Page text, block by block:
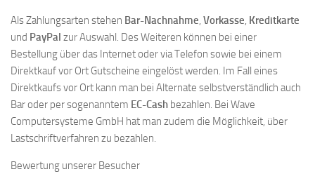
Als Zahlungsarten stehen Bar-Nachnahme, Vorkasse, Kreditkarte
und PayPal zur Auswahl. Des Weiteren können bei einer
Bestellung über das Internet oder via Telefon sowie bei einem
Direktkauf vor Ort Gutscheine eingelöst werden. Im Fall eines
Direktkaufs vor Ort kann man bei Alternate selbstverständlich auch
Bar oder per sogenanntem EC-Cash bezahlen. Bei Wave
Computersysteme GmbH hat man zudem die Möglichkeit, über
Lastschriftverfahren zu bezahlen.
Bewertung unserer Besucher